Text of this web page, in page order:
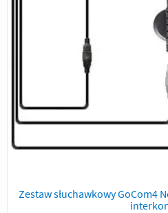
Zestaw słuchawkowy GoCom4